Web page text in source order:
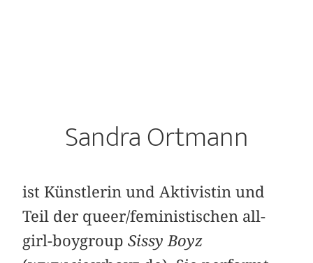
Sandra Ortmann
ist Künstlerin und Aktivistin und
Teil der queer/feministischen all-
girl-boygroupSissy Boyz